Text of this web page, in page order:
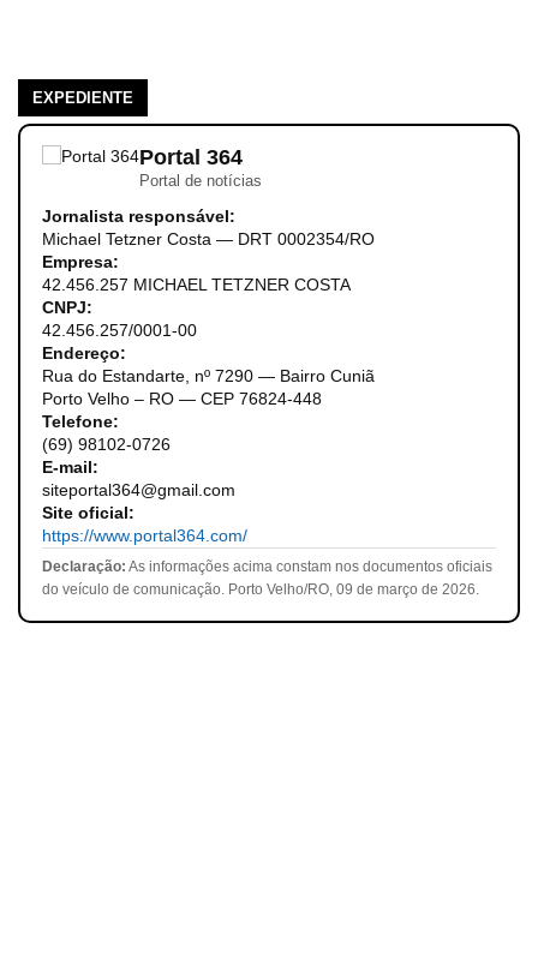
EXPEDIENTE
Portal 364
Portal de notícias
Jornalista responsável:
Michael Tetzner Costa — DRT 0002354/RO
Empresa:
42.456.257 MICHAEL TETZNER COSTA
CNPJ:
42.456.257/0001-00
Endereço:
Rua do Estandarte, nº 7290 — Bairro Cuniã
Porto Velho – RO — CEP 76824-448
Telefone:
(69) 98102-0726
E-mail:
siteportal364@gmail.com
Site oficial:
https://www.portal364.com/
Declaração: As informações acima constam nos documentos oficiais
do veículo de comunicação. Porto Velho/RO, 09 de março de 2026.